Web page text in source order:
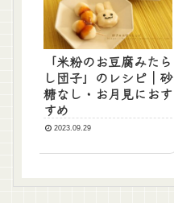
「米粉のお豆腐みたら
し団子」のレシピ｜砂
糖なし・お月見におす
すめ
2023.09.29